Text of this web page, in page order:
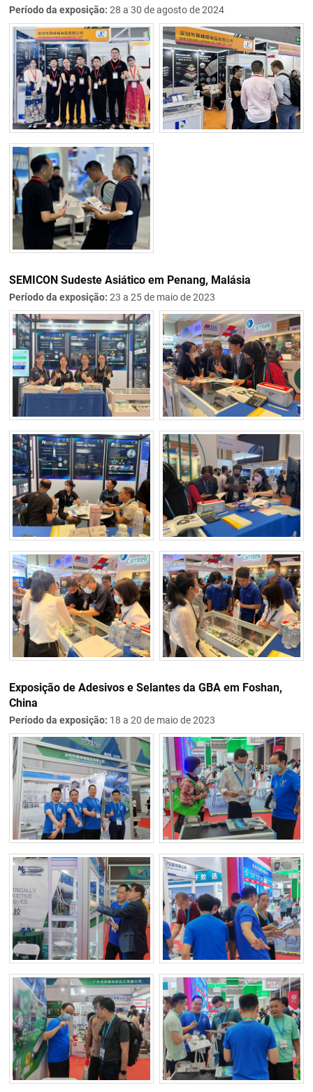
Período da exposição:28 a 30 de agosto de 2024
SEMICON Sudeste Asiático em Penang, Malásia
Período da exposição:23 a 25 de maio de 2023
Exposição de Adesivos e Selantes da GBA em Foshan,
China
Período da exposição: 18 a 20 de maio de 2023